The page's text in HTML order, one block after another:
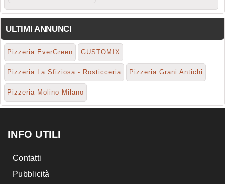
ULTIMI ANNUNCI
Pizzeria EverGreen GUSTOMIX
Pizzeria La Sfiziosa - Rosticceria Pizzeria Grani Antichi
Pizzeria Molino Milano
INFO UTILI
Contatti
Pubblicità